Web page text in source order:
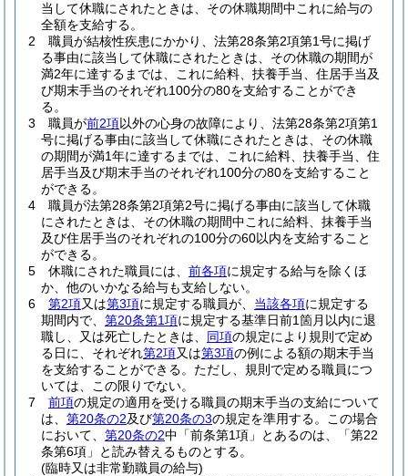
当して休職にされたときは、その休職期間中これに給与の
全額を支給する。
2
職員が結核性疾患にかかり、法第28条第2項第1号に掲げ
る事由に該当して休職にされたときは、その休職の期間が
満2年に達するまでは、これに給料、扶養手当、住居手当及
び期末手当のそれぞれ100分の80を支給することができ
る。
3
職員が前2項以外の心身の故障により、法第28条第2項第1
号に掲げる事由に該当して休職にされたときは、その休職
の期間が満1年に達するまでは、これに給料、扶養手当、住
居手当及び期末手当のそれぞれ100分の80を支給すること
ができる。
4
職員が法第28条第2項第2号に掲げる事由に該当して休職
にされたときは、その休職の期間中これに給料、抹養手当
及び住居手当のそれぞれの100分の60以内を支給すること
ができる。
5
休職にされた職員には、 前各項に規定する給与を除くほ
か、他のいかなる給与も支給しない。
6
第2項又は第3項に規定する職員が、 当該各項に規定する
期間内で、 第20条第1項に規定する基準日前1箇月以内に退
職し、又は死亡したときは、 同項の規定により規則で定め
る日に、それぞれ第2項又は第3項の例による額の期末手当
を支給することができる。 ただし、規則で定める職員につ
いては、この限りでない。
7
前項の規定の適用を受ける職員の期末手当の支給について
は、 第20条の2及び第20条の3の規定を準用する。
この場合
において、 第20条の2中「前条第1項」とあるのは、「第22
条第6項」と読み替えるものとする。
(臨時又は非常勤職員の給与)